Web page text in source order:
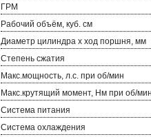
ГРМ
Рабочий объём, куб. см
Диаметр цилиндра х ход поршня, мм
Степень сжатия
Макс.мощность, л.с. при об/мин
Макс.крутящий момент, Нм при об/
Система питания
Система охлаждения